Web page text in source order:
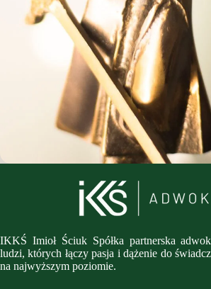
IKKŚ Imioł Ściuk Spółka partnerska
ludzi, których łączy pasja i dążenie do
na najwyższym poziomie.